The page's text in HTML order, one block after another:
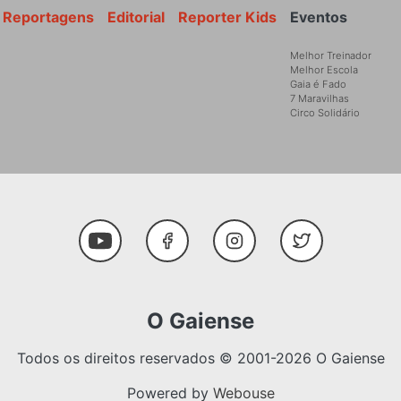
Eventos
Melhor Treinador
Melhor Escola
Gaia é Fado
7 Maravilhas
Circo Solidário
Reporter Kids
Editorial
Reportagens
Social Media
Youtube FacebookInstagramTwitter
O Gaiense
Todos os direitos reservados © 2001-2026 O Gaiense
Powered by Webouse